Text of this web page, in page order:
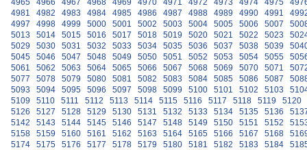
4965
4966 4967 4968 4969 4970 4971 4972 4973 4974 4975
4981
4982 4983 4984 4985 4986 4987 4988 4989 4990 4991
4997
4998 4999 5000 5001 5002 5003 5004 5005 5006 5007
5013
5014 5015 5016 5017 5018 5019 5020 5021 5022 5023
5029
5030 5031 5032 5033 5034 5035 5036 5037 5038 5039
5045
5046 5047 5048 5049 5050 5051 5052 5053 5054 5055
5061
5062 5063 5064 5065 5066 5067 5068 5069 5070 5071
5077
5078 5079 5080 5081 5082 5083 5084 5085 5086 5087
5093
5094 5095 5096 5097 5098 5099 5100 5101 5102 5103
5109
5110 5111 5112 5113 5114 5115 5116 5117 5118 5119
5120
5126
5127 5128 5129 5130 5131 5132 5133 5134 5135 5136
5142
5143 5144 5145 5146 5147 5148 5149 5150 5151 5152
5158
5159 5160 5161 5162 5163 5164 5165 5166 5167 5168
5174
5175 5176 5177 5178 5179 5180 5181 5182 5183 5184